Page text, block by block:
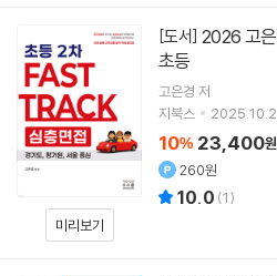
미리보기
[도서]
초등
고은경 저
지북스
2025.10.2.
10% 23,400원
260원
10.0 (1)